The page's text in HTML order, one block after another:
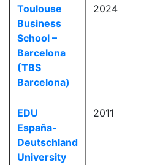
Toulouse
Business
School –
Barcelona
(TBS
Barcelona)
2024
EDU
España-
Deutschland
University
2011